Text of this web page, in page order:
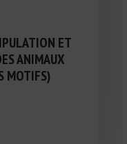
ET
ANIMAUX
MOTIFS)